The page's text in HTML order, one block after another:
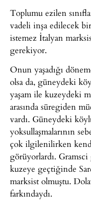
Toplumu ezilen
vadeli inşa edilecek
istemez İtalyan
gerekiyor.
Onun yaşadığı
olsa da, güneydeki
yaşam ile kuzeydeki
arasında süregiden
vardı. Güneydeki
yoksullaşmalarının
çok ilgilenilirken
görüyorlardı.
kuzeye geçtiğinde
marksist olmuştu.
farkındaydı.